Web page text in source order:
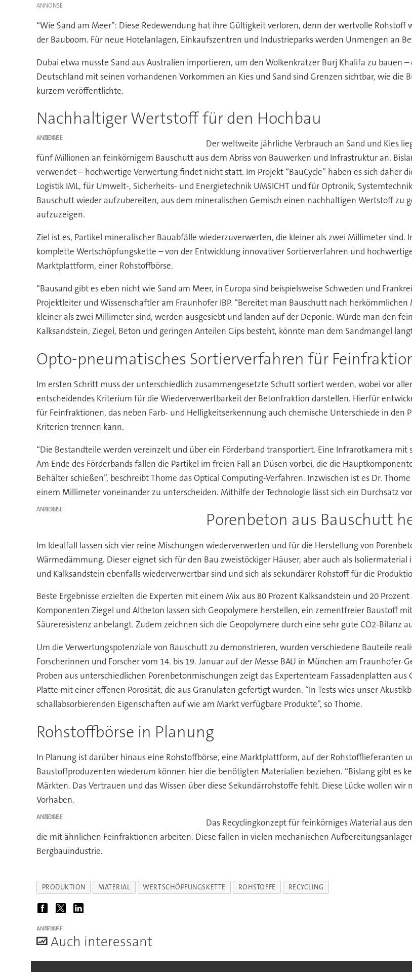
“Wie Sand am Meer”: Diese Redewendung hat ihre Gültigkeit verloren, denn der wertvolle
der Bauboom. Für neue Hotelanlagen, Einkaufszentren und Industrieparks werden Unmengen an
Dubai etwa musste Sand aus Australien importieren, um den Wolkenkratzer Burj Khalifa zu bauen
Deutschland mit seinen vorhandenen Vorkommen an Kies und Sand sind Grenzen sichtbar, wie die
kurzem veröffentlichte.
Nachhaltiger Wertstoff für den Hochbau
ANZEIGE
Der weltweite jährliche Verbrauch an Sand und Kies
fünf Millionen an feinkörnigem Bauschutt aus dem Abriss von Bauwerken und Infrastruktur an.
verwendet – hochwertige Verwertung findet nicht statt. Im Projekt “BauCycle” haben es sich daher
Logistik IML, für Umwelt-, Sicherheits- und Energietechnik UMSICHT und für Optronik,
Bauschutt wieder aufzubereiten, aus dem mineralischen Gemisch einen nachhaltigen Wertstoff zu
aufzuzeigen.
Ziel ist es, Partikel mineralischer Bauabfälle wiederzuverwerten, die kleiner als zwei Millimeter sind.
komplette Wertschöpfungskette – von der Entwicklung innovativer Sortierverfahren und
Marktplattform, einer Rohstoffbörse.
“Bausand gibt es eben nicht wie Sand am Meer, in Europa sind beispielsweise Schweden und
Projektleiter und Wissenschaftler am Fraunhofer IBP. “Bereitet man Bauschutt nach
kleiner als zwei Millimeter sind, werden ausgesiebt und landen auf der Deponie. Würde man den
Kalksandstein, Ziegel, Beton und geringen Anteilen Gips besteht, könnte man dem Sandmangel
Opto-pneumatisches Sortierverfahren für
Im ersten Schritt muss der unterschiedlich zusammengesetzte Schutt sortiert werden, wobei vor
entscheidendes Kriterium für die Wiederverwertbarkeit der Betonfraktion darstellen. Hierfür
für Feinfraktionen, das neben Farb- und Helligkeitserkennung auch chemische Unterschiede in den
Kriterien trennen kann.
“Die Bestandteile werden vereinzelt und über ein Förderband transportiert. Eine Infrarotkamera
Am Ende des Förderbands fallen die Partikel im freien Fall an Düsen vorbei, die die
Behälter schießen”, beschreibt Thome das Optical Computing-Verfahren. Inzwischen ist es Dr.
einem Millimeter voneinander zu unterscheiden. Mithilfe der Technologie lässt sich ein Durchsatz
ANZEIGE Porenbeton aus Bauschutt
Im Idealfall lassen sich vier reine Mischungen wiederverwerten und für die Herstellung von
Wärmedämmung. Dieser eignet sich für den Bau zweistöckiger Häuser, aber auch als
und Kalksandstein ebenfalls wiederverwertbar sind und sich als sekundärer Rohstoff für die
Beste Ergebnisse erzielten die Experten mit einem Mix aus 80 Prozent Kalksandstein und 20
Komponenten Ziegel und Altbeton lassen sich Geopolymere herstellen, ein zementfreier Baustoff
Säureresistenz anbelangt. Zudem zeichnen sich die Geopolymere durch eine sehr gute CO2-Bilanz
Um die Verwertungspotenziale von Bauschutt zu demonstrieren, wurden verschiedene Bauteile
Forscherinnen und Forscher vom 14. bis 19. Januar auf der Messe BAU in München am
Proben aus unterschiedlichen Porenbetonmischungen zeigt das Expertenteam Fassadenplatten
Platte mit einer offenen Porosität, die aus Granulaten gefertigt wurden. “In Tests wies unser
schallabsorbierenden Eigenschaften auf wie am Markt verfügbare Produkte”, so Thome.
Rohstoffbörse in Planung
In Planung ist darüber hinaus eine Rohstoffbörse, eine Marktplattform, auf der Rohstofflieferanten
Baustoffproduzenten wiederum können hier die benötigten Materialien beziehen. “Bislang gibt es
Märkten. Das Vertrauen und das Wissen über diese Sekundärrohstoffe fehlt. Diese Lücke wollen
Vorhaben.
ANZEIGE
Das Recyclingkonzept für feinkörniges Material aus
die mit ähnlichen Feinfraktionen arbeiten. Diese fallen in vielen mechanischen
Bergbauindustrie.
PRODUKTION MATERIAL WERTSCHÖPFUNGSKETTE ROHSTOFFE RECYCLING
ANZEIGE
Auch interessant